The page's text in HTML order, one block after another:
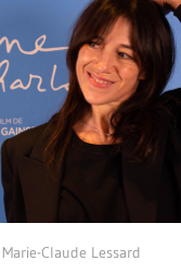
Marie-Claude Lessard